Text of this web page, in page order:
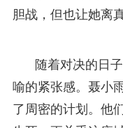
胆战，但也让她离
随着对决的日
喻的紧张感。聂小
了周密的计划。他